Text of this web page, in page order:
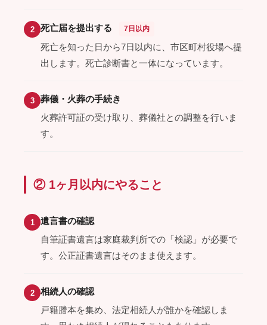
2 死亡届を提出する 7日以内
死亡を知った日から7日以内に、市区町村役場へ提
出します。死亡診断書と一体になっています。
3
葬儀・火葬の手続き
火葬許可証の受け取り、葬儀社との調整を行いま
す。
② 1ヶ月以内にやること
1
遺言書の確認
自筆証書遺言は家庭裁判所での「検認」が必要で
す。公正証書遺言はそのまま使えます。
2
相続人の確認
戸籍謄本を集め、法定相続人が誰かを確認しま